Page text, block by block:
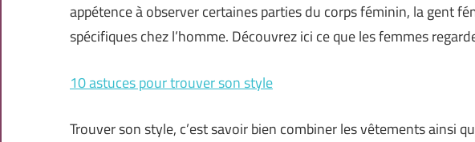
appétence à observer certaines parties du corps féminin, la gent
spécifiques chez l’homme. Découvrez ici ce que les femmes
10 astuces pour trouver son style
Trouver son style, c’est savoir bien combiner les vêtements ainsi